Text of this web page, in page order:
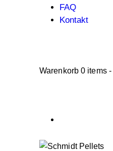
FAQ
Kontakt
Warenkorb 0 items -